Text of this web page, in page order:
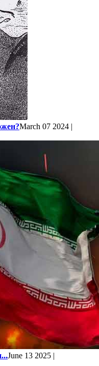
March 07 2024 |
June 13 2025 |